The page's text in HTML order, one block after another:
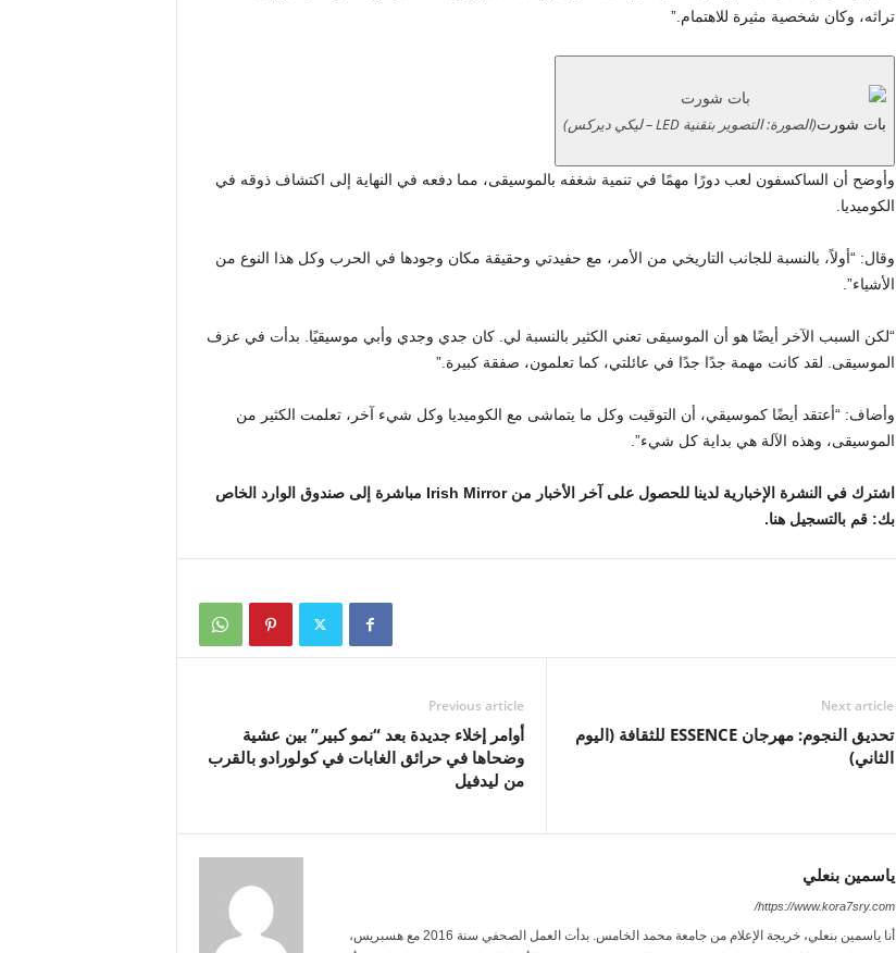
تراثه، وكان شخصية مثيرة للاهتمام.”
بات شورت(الصورة: التصوير بتقنية LED – ليكي ديركس)
وأوضح أن الساكسفون لعب دورًا مهمًا في تنمية شغفه بالموسيقى، مما دفعه في النهاية إلى اكتشاف ذوقه في
الكوميديا.
وقال: “أولاً، بالنسبة للجانب التاريخي من الأمر، مع حفيدتي وحقيقة مكان وجودها في الحرب وكل هذا النوع من
الأشياء”.
“لكن السبب الآخر أيضًا هو أن الموسيقى تعني الكثير بالنسبة لي. كان جدي وجدي وأبي موسيقيًا. بدأت في عزف
الموسيقى. لقد كانت مهمة جدًا جدًا في عائلتي، كما تعلمون، صفقة كبيرة.”
وأضاف: “أعتقد أيضًا كموسيقي، أن التوقيت وكل ما يتماشى مع الكوميديا ​​وكل شيء آخر، تعلمت الكثير من
الموسيقى، وهذه الآلة هي بداية كل شيء”.
اشترك في النشرة الإخبارية لدينا للحصول على آخر الأخبار من Irish Mirror مباشرة إلى صندوق الوارد الخاص
بك:قم بالتسجيل هنا.
Previous article
أوامر إخلاء جديدة بعد “نمو كبير” بين عشية
وضحاها في حرائق الغابات في كولورادو بالقرب
من ليدفيل
Next article
تحديق النجوم: مهرجان ESSENCE للثقافة (اليوم
الثاني)
ياسمين بنعلي
https://www.kora7sry.com/
أنا ياسمين بنعلي، خريجة الإعلام من جامعة محمد الخامس. بدأت العمل الصحفي سنة 2016 مع هسبريس،